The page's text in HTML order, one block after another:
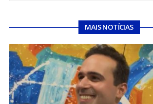
MAIS NOTÍCIAS